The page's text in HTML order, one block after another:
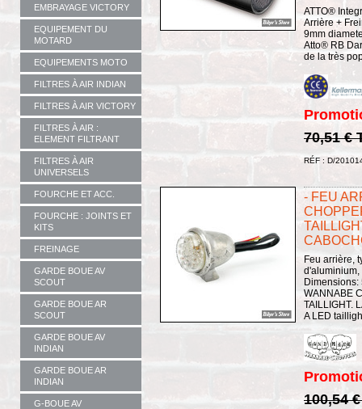
EMBRAYAGE VICTORY
EQUIPEMENT DU
MOTARD
EQUIPEMENTS MOTO
FILTRES À AIR INDIAN
FILTRES À AIR VICTORY
FILTRES À AIR :
ELEMENT FILTRANT
FILTRES À AIR
UNIVERSELS
FOURCHE ET ACC.
FOURCHE : JOINTS ET
KITS
FREINAGE
GARDE BOUE AV
SCOUT
GARDE BOUE AR
SCOUT
GARDE BOUE AV
INDIAN
GARDE BOUE AR
INDIAN
G-BOUE AV
ATTO®
Arrière +
9mm
Atto® RB
de la très
70,51 €
RÉF : D/
- FEU
Feu arrière,
Dimensions:
WANNABE
TAILLIGHT.
A LED
100,54